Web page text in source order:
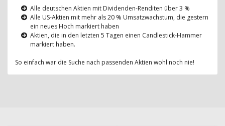
Alle deutschen Aktien mit Dividenden-Renditen über 3 %
Alle US-Aktien mit mehr als 20 % Umsatzwachstum, die gestern
ein neues Hoch markiert haben
Aktien, die in den letzten 5 Tagen einen Candlestick-Hammer
markiert haben.
So einfach war die Suche nach passenden Aktien wohl noch nie!